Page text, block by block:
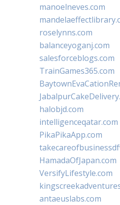
manoelneves.com
roselynns.com
balanceyoganj.com
salesforceblogs.com
TrainGames365.com
halobjd.com
intelligenceqatar.com
PikaPikaApp.com
HamadaOfJapan.com
VersifyLifestyle.com
antaeuslabs.com